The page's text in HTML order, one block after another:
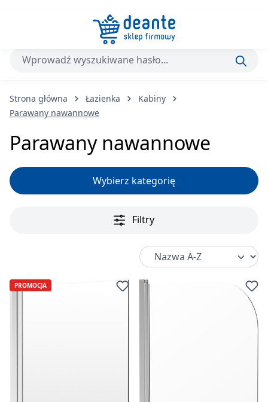
Przejdź do głównej zawartości
Strona główna Łazienka
Kabiny
Parawany nawannowe
Parawany nawannowe
Wybierz kategorię
Filtry
PROMOCJA